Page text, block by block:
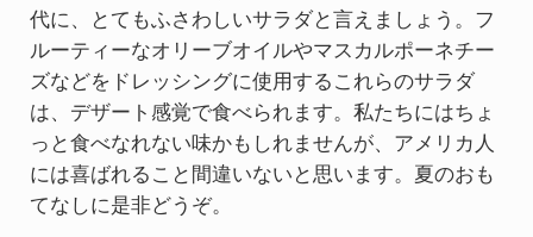
代に、とてもふさわしいサラダと言えましょう。フ
ルーティーなオリーブオイルやマスカルポーネチー
ズなどをドレッシングに使用するこれらのサラダ
は、デザート感覚で食べられます。私たちにはちょ
っと食べなれない味かもしれませんが、アメリカ人
には喜ばれること間違いないと思います。夏のおも
てなしに是非どうぞ。